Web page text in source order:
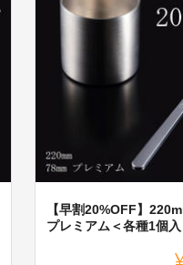
【早割20%OFF】
プレミアム＜各種1個入